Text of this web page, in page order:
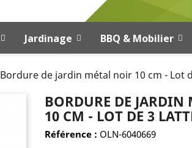
Jardinage BBQ & Mobilier
Bordure de jardin métal noir 10 cm - Lot
BORDURE DE JARDIN
10 CM - LOT DE 3
Référence : OLN-6040669